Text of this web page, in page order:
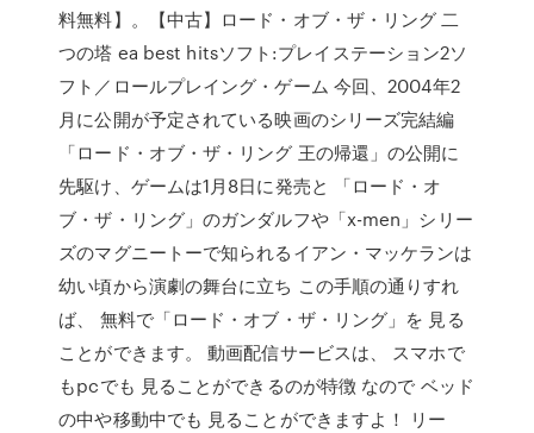
料無料】。【中古】ロード・オブ・ザ・リング 二
つの塔 ea best hitsソフト:プレイステーション2ソ
フト／ロールプレイング・ゲーム 今回、2004年2
月に公開が予定されている映画のシリーズ完結編
「ロード・オブ・ザ・リング 王の帰還」の公開に
先駆け、ゲームは1月8日に発売と 「ロード・オ
ブ・ザ・リング」のガンダルフや「x-men」シリー
ズのマグニートーで知られるイアン・マッケランは
幼い頃から演劇の舞台に立ち この手順の通りすれ
ば、 無料で「ロード・オブ・ザ・リング」を 見る
ことができます。 動画配信サービスは、 スマホで
もpcでも 見ることができるのが特徴 なので ベッド
の中や移動中でも 見ることができますよ！ リー